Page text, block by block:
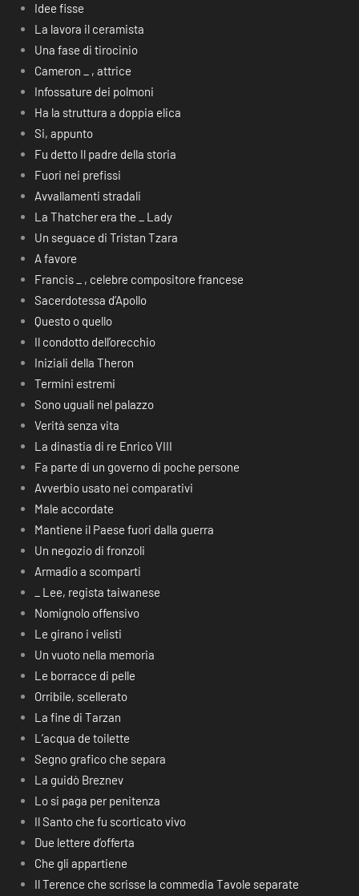
Idee fisse
La lavora il ceramista
Una fase di tirocinio
Cameron _ , attrice
Infossature dei polmoni
Ha la struttura a doppia elica
Si, appunto
Fu detto Il padre della storia
Fuori nei prefissi
Avvallamenti stradali
La Thatcher era the _ Lady
Un seguace di Tristan Tzara
A favore
Francis _ , celebre compositore francese
Sacerdotessa d’Apollo
Questo o quello
Il condotto dell’orecchio
Iniziali della Theron
Termini estremi
Sono uguali nel palazzo
Verità senza vita
La dinastia di re Enrico VIII
Fa parte di un governo di poche persone
Avverbio usato nei comparativi
Male accordate
Mantiene il Paese fuori dalla guerra
Un negozio di fronzoli
Armadio a scomparti
_ Lee, regista taiwanese
Nomignolo offensivo
Le girano i velisti
Un vuoto nella memoria
Le borracce di pelle
Orribile, scellerato
La fine di Tarzan
L’acqua de toilette
Segno grafico che separa
La guidò Breznev
Lo si paga per penitenza
Il Santo che fu scorticato vivo
Due lettere d’offerta
Che gli appartiene
Il Terence che scrisse la commedia Tavole separate